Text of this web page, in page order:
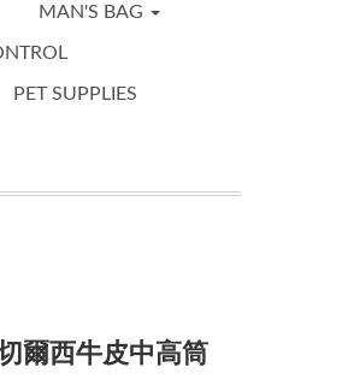
MAN'S BAG
PET SUPPLIES
爾西牛皮中高筒